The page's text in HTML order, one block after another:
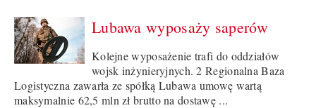
Lubawa wyposaży saperów
Kolejne wyposażenie trafi do oddziałów
wojsk inżynieryjnych. 2 Regionalna Baza
Logistyczna zawarła ze spółką Lubawa umowę wartą
maksymalnie 62,5 mln zł brutto na dostawę ...